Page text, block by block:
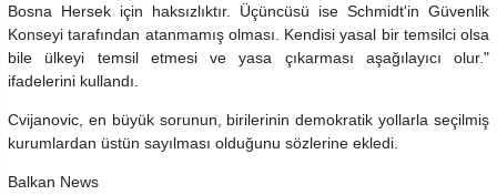
Bosna Hersek için haksızlıktır. Üçüncüsü ise Schmidt'in Güvenlik
Konseyi tarafından atanmamış olması. Kendisi yasal bir temsilci olsa
bile ülkeyi temsil etmesi ve yasa çıkarması aşağılayıcı olur."
ifadelerini kullandı.
Cvijanovic, en büyük sorunun, birilerinin demokratik yollarla seçilmiş
kurumlardan üstün sayılması olduğunu sözlerine ekledi.
Balkan News